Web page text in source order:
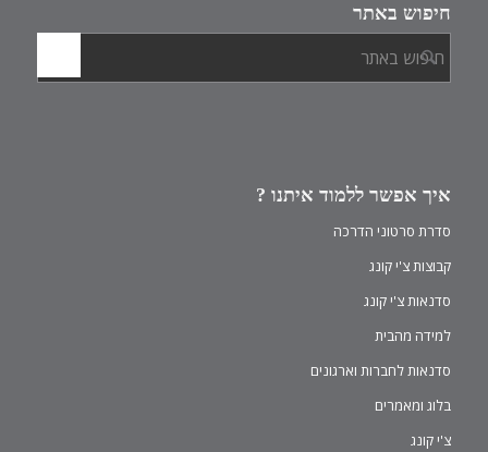
חיפוש באתר
איך אפשר ללמוד איתנו ?
סדרת סרטוני הדרכה
קבוצות צ'י קונג
סדנאות צ'י קונג
למידה מהבית
סדנאות לחברות וארגונים
בלוג ומאמרים
צ'י קונג